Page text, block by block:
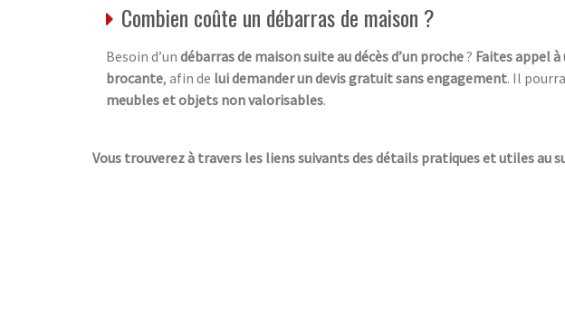
Combien coûte un débarras de maison ?
Besoin d’un débarras de maison suite au décès d’un proche? Faites appel
brocante, afin de lui demander un devis gratuit sans engagement. Il
meubles et objets non valorisables.
Vous trouverez à travers les liens suivants des détails pratiques et utiles au